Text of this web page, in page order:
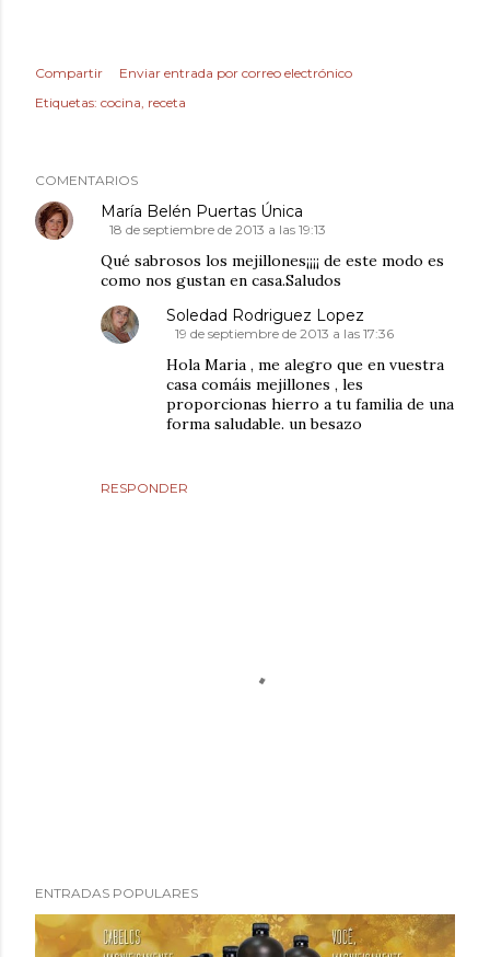
Compartir
Enviar entrada por correo electrónico
Etiquetas: cocina receta
COMENTARIOS
María Belén Puertas Única
18 de septiembre de 2013 a las 19:13
Qué sabrosos los mejillones¡¡¡¡ de este modo es
como nos gustan en casa.Saludos
RESPONDER
Soledad Rodriguez Lopez
19 de septiembre de 2013 a las 17:36
Hola Maria , me alegro que en vuestra
casa comáis mejillones , les
proporcionas hierro a tu familia de una
forma saludable. un besazo
u
b
ENTRADAS POPULARES